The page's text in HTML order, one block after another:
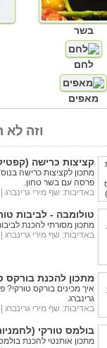
בשר
לחם
מאפים
וזה לא
קציצות כרישה
מתכון לקציצות כרישה
פרסה עם בשר טחון.
באדיבות: שף מירי גרינברג
טולומבה - לביבות
מתכון מסורתי להכנת
באדיבות: שף מירי גרינברג
מתכון להכנת בורקס
איך מכינים בורקס
גרינברג.
באדיבות: שף מירי גרינברג
בולמס טורקי
מתכון אותנטי להכנת